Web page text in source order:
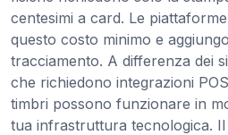
centesimi a card. Le
questo costo minimo e
tracciamento. A differenza dei
che richiedono integrazioni
timbri possono funzionare in
tua infrastruttura tecnologica.